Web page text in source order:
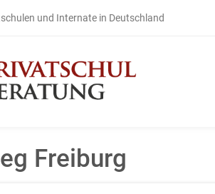
und Internate in Deutschland
Freiburg